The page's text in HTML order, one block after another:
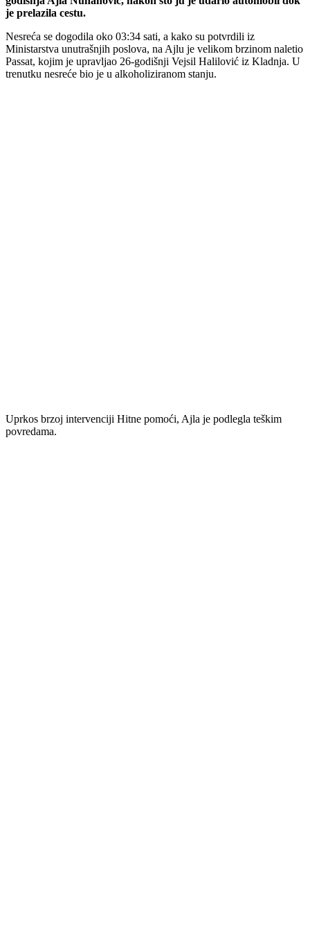
je prelazila cestu.
Nesreća se dogodila oko 03:34 sati, a kako su potvrdili iz
Ministarstva unutrašnjih poslova, na Ajlu je velikom brzinom naletio
Passat, kojim je upravljao 26-godišnji Vejsil Halilović iz Kladnja. U
trenutku nesreće bio je u alkoholiziranom stanju.
Uprkos brzoj intervenciji Hitne pomoći, Ajla je podlegla teškim
povredama.